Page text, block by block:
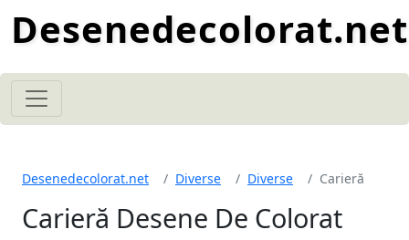
Desenedecolorat.net
Desenedecolorat.net Diverse Diverse Carieră
Carieră Desene De Colorat